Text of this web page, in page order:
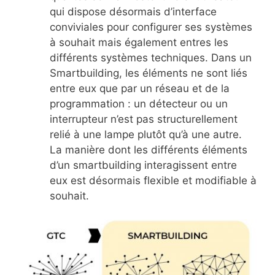
qui dispose désormais d’interface
conviviales pour configurer ses systèmes
à souhait mais également entres les
différents systèmes techniques. Dans un
Smartbuilding, les éléments ne sont liés
entre eux que par un réseau et de la
programmation : un détecteur ou un
interrupteur n’est pas structurellement
relié à une lampe plutôt qu’à une autre.
La manière dont les différents éléments
d’un smartbuilding interagissent entre
eux est désormais flexible et modifiable à
souhait.